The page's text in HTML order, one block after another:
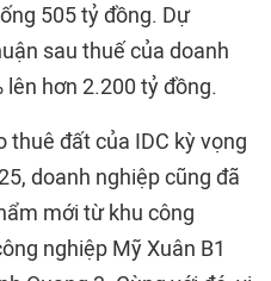
505 tỷ đồng. Dự
sau thuế của doanh
lên hơn 2.200 tỷ đồng.
thuê đất của IDC kỳ vọng
doanh nghiệp cũng đã
mới từ khu công
nghiệp Mỹ Xuân B1